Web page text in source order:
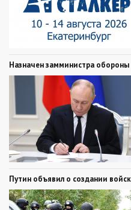
Назначен замминистра
Путин объявил о создании